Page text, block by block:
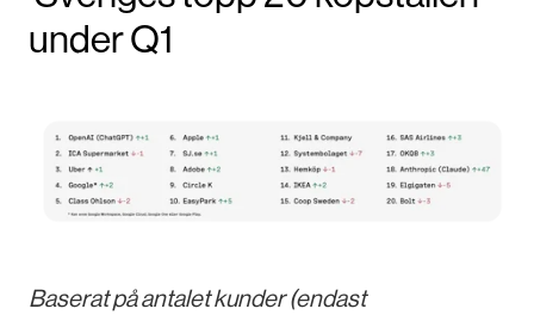
under Q1
Baserat på antalet kunder (endast